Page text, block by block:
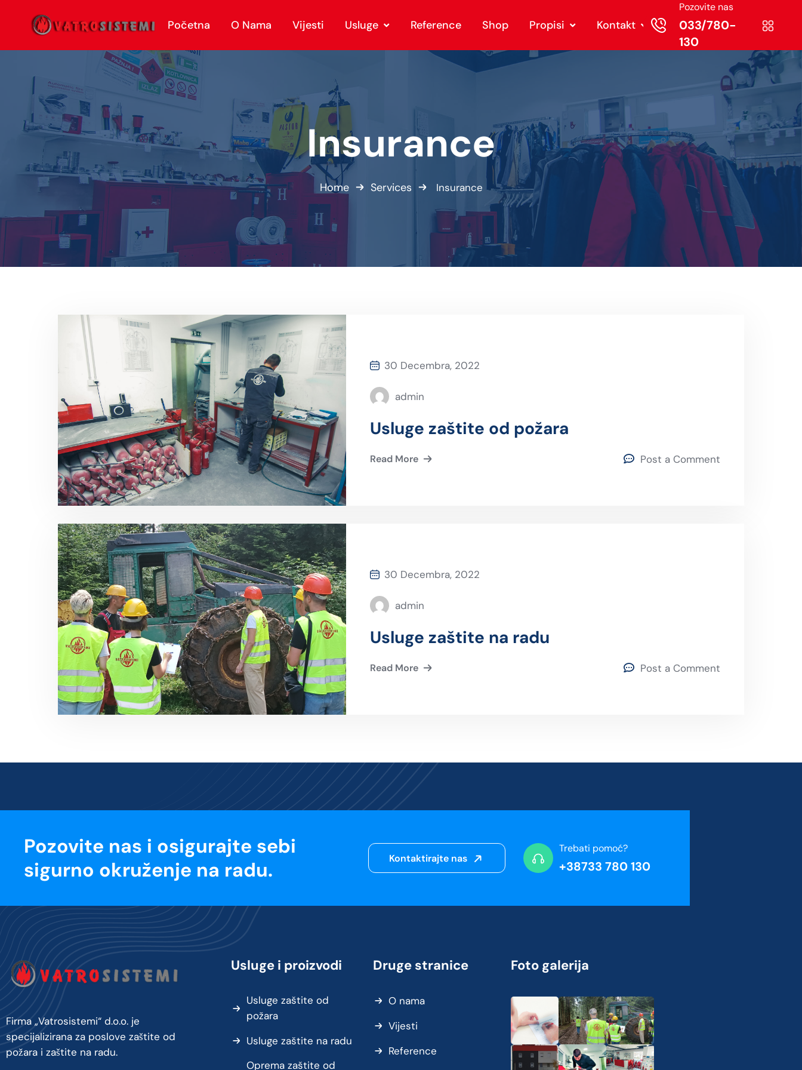
Početna O Nama Vijesti Usluge Reference Shop Propisi Kontakt
Pozovite nas
033/780-
130
Insurance
Home Services Insurance
30 Decembra, 2022
admin
Usluge zaštite od požara
Read More Post a Comment
30 Decembra, 2022
admin
Usluge zaštite na radu
Read More Post a Comment
Pozovite nas i osigurajte sebi
sigurno okruženje na radu.
Kontaktirajte nas
Trebati pomoć?
+38733 780 130
Firma „Vatrosistemi“ d.o.o. je
specijalizirana za poslove zaštite od
požara i zaštite na radu.
Usluge i proizvodi
Usluge zaštite od
požara
Usluge zaštite na radu
Oprema zaštite od
Druge stranice
O nama
Vijesti
Reference
Foto galerija